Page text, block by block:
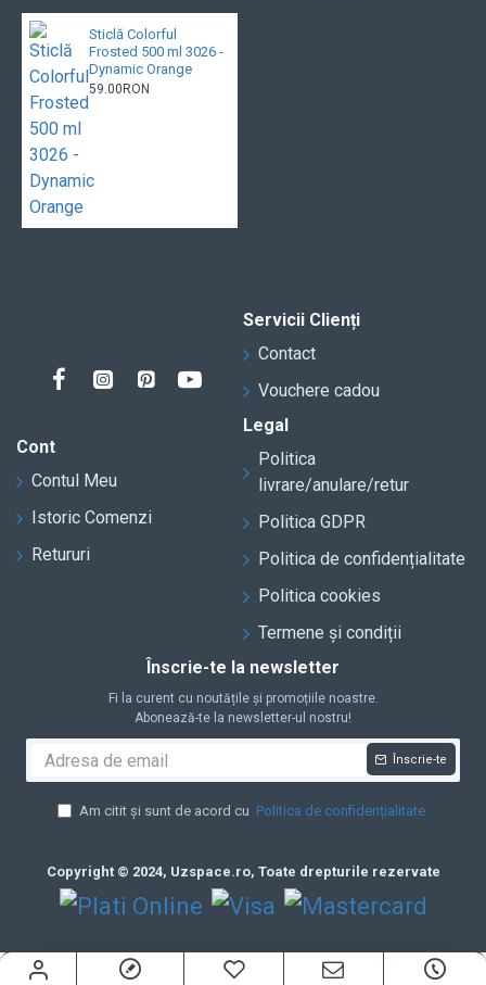
Sticlă Colorful
Frosted 500 ml 3026 -
Dynamic Orange
59.00RON
Servicii Clienți
Contact
Vouchere cadou
Cont
Contul Meu
Istoric Comenzi
Retururi
Legal
Politica
livrare/anulare/retur
Politica GDPR
Politica de confidențialitate
Politica cookies
Termene și condiții
Înscrie-te la newsletter
Fi la curent cu noutățile și promoțiile noastre.
Abonează-te la newsletter-ul nostru!
Înscrie-te
Am citit și sunt de acord cu Politica de confidențialitate
Copyright © 2024, Uzspace.ro, Toate drepturile rezervate